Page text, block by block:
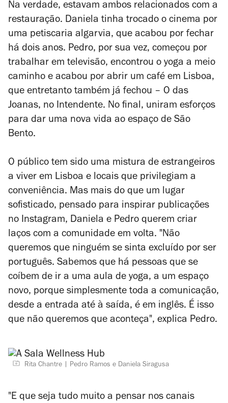
Na verdade, estavam ambos relacionados com a
restauração. Daniela tinha trocado o cinema por
uma petiscaria algarvia, que acabou por fechar
há dois anos. Pedro, por sua vez, começou por
trabalhar em televisão, encontrou o yoga a meio
caminho e acabou por abrir um café em Lisboa,
que entretanto também já fechou – O das
Joanas, no Intendente. No final, uniram esforços
para dar uma nova vida ao espaço de São
Bento.
O público tem sido uma mistura de estrangeiros
a viver em Lisboa e locais que privilegiam a
conveniência. Mas mais do que um lugar
sofisticado, pensado para inspirar publicações
no Instagram, Daniela e Pedro querem criar
laços com a comunidade em volta. "Não
queremos que ninguém se sinta excluído por ser
português. Sabemos que há pessoas que se
coíbem de ir a uma aula de yoga, a um espaço
novo, porque simplesmente toda a comunicação,
desde a entrada até à saída, é em inglês. É isso
que não queremos que aconteça", explica Pedro.
Rita Chantre Pedro Ramos e Daniela Siragusa
"E que seja tudo muito a pensar nos canais